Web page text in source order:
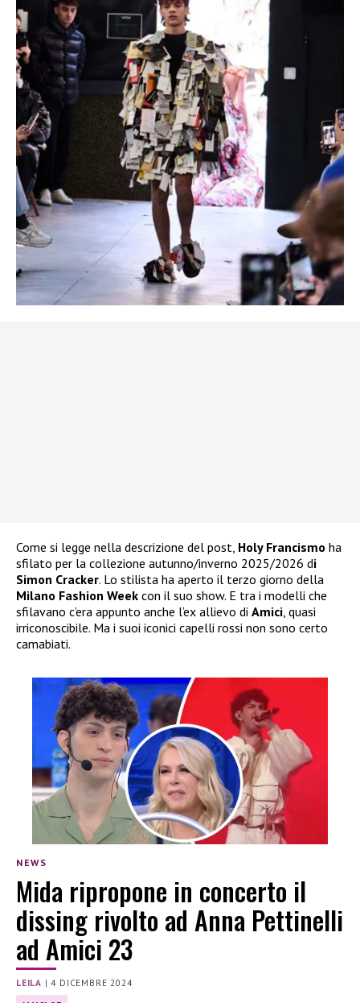
Come si legge nella descrizione del post, Holy Francismo ha
sfilato per la collezione autunno/inverno 2025/2026 di
Simon Cracker. Lo stilista ha aperto il terzo giorno della
Milano Fashion Week con il suo show. E tra i modelli che
sfilavano c’era appunto anche l’ex allievo di Amici , quasi
irriconoscibile. Ma i suoi iconici capelli rossi non sono certo
camabiati.
NEWS
Mida ripropone in concerto il
dissing rivolto ad Anna Pettinelli
ad Amici 23
LEILA |4 DICEMBRE 2024